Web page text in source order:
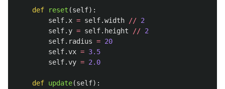
def reset (self):
self. x = self.width // 2
self. y = self. height // 2
self. radius = 20
self.vx = 3.5
self.vy = 2.0
def update(self):